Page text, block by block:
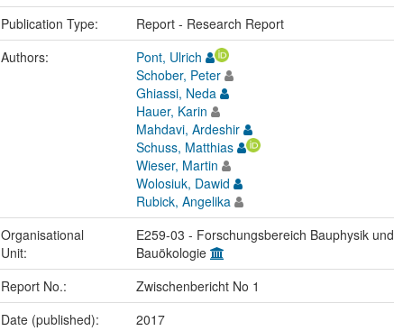
Publication Type: Report - Research Report
Authors:
Pont, Ulrich
Schober, Peter
Ghiassi, Neda
Hauer, Karin
Mahdavi, Ardeshir
Schuss, Matthias
Wieser, Martin
Wolosiuk, Dawid
Rubick, Angelika
Organisational
Unit:
E259-03 - Forschungsbereich Bauphysik und
Bauökologie
Report No.: Zwischenbericht No 1
Date (published):
2017